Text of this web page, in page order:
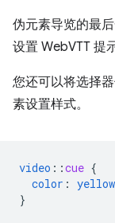
伪元素导览的最
设置 WebVTT 提
您还可以将选择
素设置样式。
video ::cue {
color : yellow
}